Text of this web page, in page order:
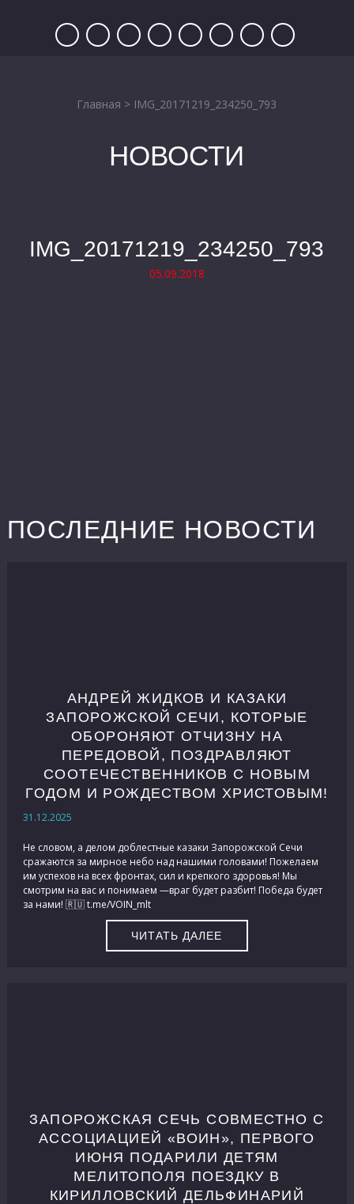
Главная > IMG_20171219_234250_793
НОВОСТИ
IMG_20171219_234250_793
05.09.2018
ПОСЛЕДНИЕ НОВОСТИ
АНДРЕЙ ЖИДКОВ И КАЗАКИ
ЗАПОРОЖСКОЙ СЕЧИ, КОТОРЫЕ
ОБОРОНЯЮТ ОТЧИЗНУ НА
ПЕРЕДОВОЙ, ПОЗДРАВЛЯЮТ
СООТЕЧЕСТВЕННИКОВ С НОВЫМ
ГОДОМ И РОЖДЕСТВОМ ХРИСТОВЫМ!
31.12.2025
Не словом, а делом доблестные казаки Запорожской Сечи
сражаются за мирное небо над нашими головами! Пожелаем
им успехов на всех фронтах, сил и крепкого здоровья! Мы
смотрим на вас и понимаем —враг будет разбит! Победа будет
за нами! 🇷🇺 t.me/VOIN_mlt
ЧИТАТЬ ДАЛЕЕ
ЗАПОРОЖСКАЯ СЕЧЬ СОВМЕСТНО С
АССОЦИАЦИЕЙ «ВОИН», ПЕРВОГО
ИЮНЯ ПОДАРИЛИ ДЕТЯМ
МЕЛИТОПОЛЯ ПОЕЗДКУ В
КИРИЛЛОВСКИЙ ДЕЛЬФИНАРИЙ